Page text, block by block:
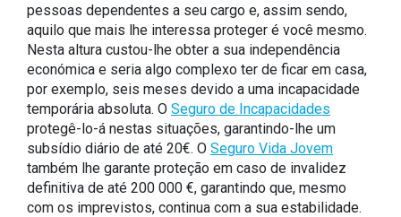
pessoas dependentes a seu cargo e, assim sendo,
aquilo que mais lhe interessa proteger é você mesmo.
Nesta altura custou-lhe obter a sua independência
económica e seria algo complexo ter de ficar em casa,
por exemplo, seis meses devido a uma incapacidade
temporária absoluta. O Seguro de Incapacidades
protegê-lo-á nestas situações, garantindo-lhe um
subsídio diário de até 20€. O Seguro Vida Jovem
também lhe garante proteção em caso de invalidez
definitiva de até 200 000 €, garantindo que, mesmo
com os imprevistos, continua com a sua estabilidade.